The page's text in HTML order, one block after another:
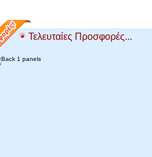
Τελευταίες Προσφορές...